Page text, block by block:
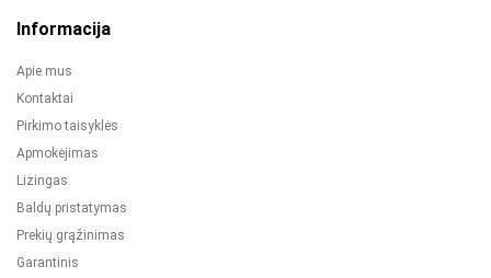
Informacija
Apie mus
Kontaktai
Pirkimo taisyklės
Apmokėjimas
Lizingas
Baldų pristatymas
Prekių grąžinimas
Garantinis